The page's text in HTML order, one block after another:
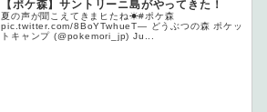
【ポケ森】サントリーニ島がやってきた！
夏の声が聞こえてきまヒたね☀#ポケ森
pic.twitter.com/8BoYTwhueT— どうぶつの森 ポケッ
トキャンプ (@pokemori_jp) Ju...